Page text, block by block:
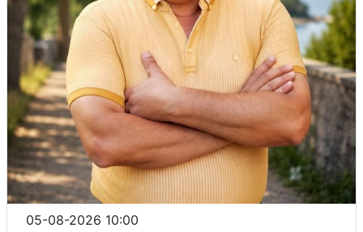
05-08-2026 10:00